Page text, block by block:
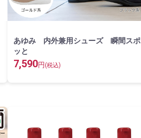
あゆみ 内外兼用シューズ 瞬間スポ
ッと
7,590円(税込)